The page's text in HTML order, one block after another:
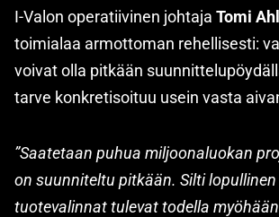
I-Valon operatiivinen johtaja Tomi
toimialaa armottoman rehellisesti:
voivat olla pitkään
tarve konkretisoituu usein vasta
”Saatetaan puhua miljoonaluokan
on suunniteltu pitkään. Silti
tuotevalinnat tulevat todella